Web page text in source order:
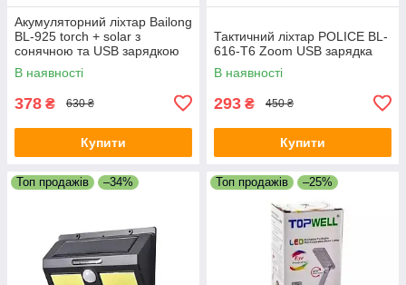
Акумуляторний ліхтар Bailong
BL-925 torch + solar з
сонячною та USB зарядкою
В наявності
378 ₴ 630 ₴
Купити
Тактичний ліхтар POLICE BL-
616-T6 Zoom USB зарядка
В наявності
293 ₴ 450 ₴
Купити
Топ продажів –34% Топ продажів –25%